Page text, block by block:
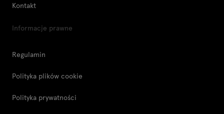
Kontakt
Informacje prawne
Regulamin
Polityka plików cookie
Polityka prywatności